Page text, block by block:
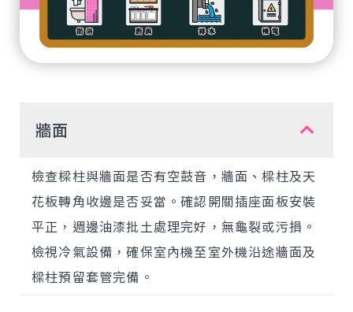
牆面
檢查樑柱與牆面是否有空鼓音，牆面、樑柱及天
花板轉角收邊是否妥當。確認開關插座面板安裝
平正，週邊油漆批土處理完好，無龜裂或污損。
檢視冷氣設備，確保室內機至室外機沿途牆面及
樑柱預留套管完備。